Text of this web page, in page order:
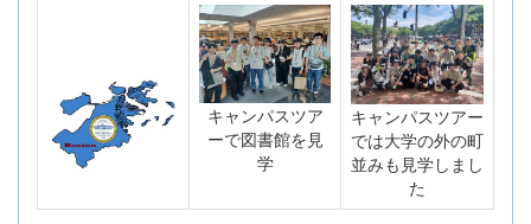
キャンパスツア
ーで図書館を見
学
キャンパスツアー
では大学の外の町
並みも見学しまし
た